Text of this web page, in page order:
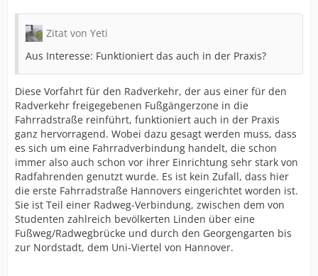
Zitat von Yeti
Aus Interesse: Funktioniert das auch in der Praxis?
Diese Vorfahrt für den Radverkehr, der aus einer für den
Radverkehr freigegebenen Fußgängerzone in die
Fahrradstraße reinführt, funktioniert auch in der Praxis
ganz hervorragend. Wobei dazu gesagt werden muss, dass
es sich um eine Fahrradverbindung handelt, die schon
immer also auch schon vor ihrer Einrichtung sehr stark von
Radfahrenden genutzt wurde. Es ist kein Zufall, dass hier
die erste Fahrradstraße Hannovers eingerichtet worden ist.
Sie ist Teil einer Radweg-Verbindung, zwischen dem von
Studenten zahlreich bevölkerten Linden über eine
Fußweg/Radwegbrücke und durch den Georgengarten bis
zur Nordstadt, dem Uni-Viertel von Hannover.